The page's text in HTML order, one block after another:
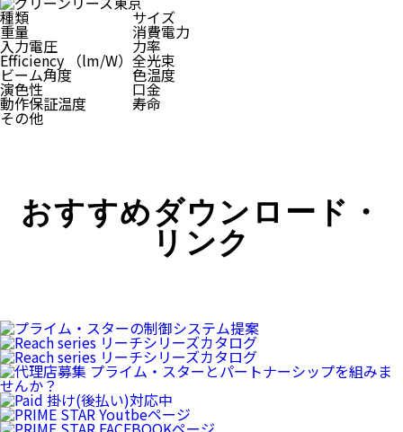
種類
サイズ
重量 消費電力
入力電圧 力率
Efficiency （lm/W） 全光束
ビーム角度 色温度
演色性 口金
動作保証温度 寿命
その他
おすすめダウンロード・
リンク